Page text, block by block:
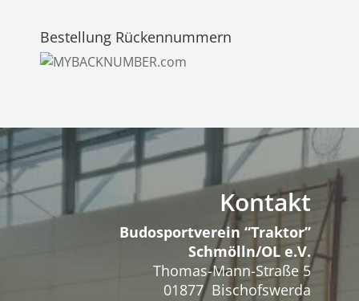
Bestellung Rückennummern
Kontakt
Budosportverein “Traktor”
Schmölln/OL e.V.
Thomas-Mann-Straße 5
01877 Bischofswerda